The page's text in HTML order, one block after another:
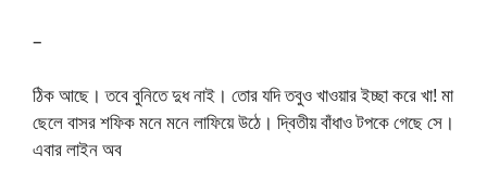
–
ঠিক আছে। তবে বুনিতে দুধ নাই। তোর যদি তবুও খাওয়ার ইচ্ছা করে খা! মা
ছেলে বাসর শফিক মনে মনে লাফিয়ে উঠে। দ্বিতীয় বাঁধাও টপকে গেছে সে।
এবার লাইন অব